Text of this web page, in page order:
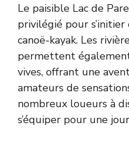
Le paisible Lac de
privilégié pour
canoë-kayak. Les
permettent
vives, offrant une
amateurs de
nombreux loueurs à
s’équiper pour une